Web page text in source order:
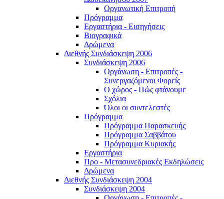
Οργανωτική Επιτροπή
Πρόγραμμα
Εργαστήρια - Εισηγήσεις
Βιογραφικά
Δρώμενα
Διεθνής Συνδιάσκεψη 2006
Συνδιάσκεψη 2006
Οργάνωση - Επιτροπές -
Συνεργαζόμενοι Φορείς
Ο χώρος - Πώς φτάνουμε
Σχόλια
Όλοι οι συντελεστές
Πρόγραμμα
Πρόγραμμα Παρασκευής
Πρόγραμμα Σαββάτου
Πρόγραμμα Κυριακής
Εργαστήρια
Προ - Μετασυνεδριακές Εκδηλώσεις
Δρώμενα
Διεθνής Συνδιάσκεψη 2004
Συνδιάσκεψη 2004